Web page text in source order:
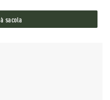
sacola